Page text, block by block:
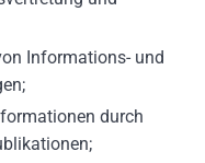
Informations- und
durch